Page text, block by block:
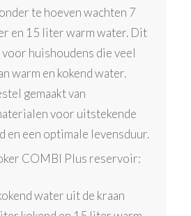
te hoeven wachten 7
en 15 liter warm water. Dit
huishoudens die veel
warm en kokend water.
gemaakt van
voor uitstekende
en een optimale levensduur.
COMBI Plus reservoir:
water uit de kraan